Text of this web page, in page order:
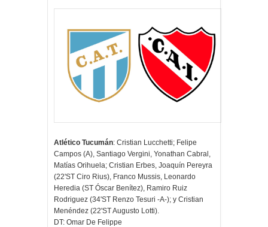
Atlético Tucumán: Cristian Lucchetti; Felipe
Campos (A), Santiago Vergini, Yonathan Cabral,
Matías Orihuela; Cristian Erbes, Joaquín Pereyra
(22'ST Ciro Rius), Franco Mussis, Leonardo
Heredia (ST Óscar Benítez), Ramiro Ruiz
Rodriguez (34'ST Renzo Tesuri -A-); y Cristian
Menéndez (22'ST Augusto Lotti).
DT: Omar De Felippe